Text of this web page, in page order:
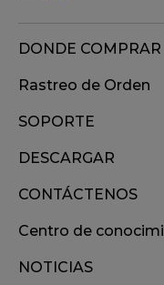
DONDE COMPRAR
Rastreo de Orden
SOPORTE
DESCARGAR
CONTÁCTENOS
Centro de
NOTICIAS